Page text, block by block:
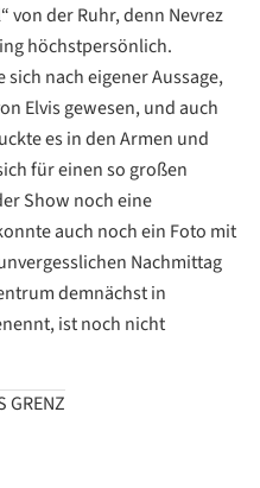
von der Ruhr, denn Nevrez
höchstpersönlich.
nach eigener Aussage,
Elvis gewesen, und auch
es in den Armen und
für einen so großen
Show noch eine
auch noch ein Foto mit
Nachmittag
demnächst in
ist noch nicht
GRENZ